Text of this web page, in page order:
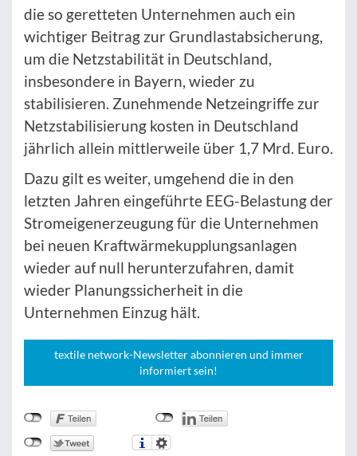
die so geretteten Unternehmen auch ein
wichtiger Beitrag zur Grundlastabsicherung,
um die Netzstabilität in Deutschland,
insbesondere in Bayern, wieder zu
stabilisieren. Zunehmende Netzeingriffe zur
Netzstabilisierung kosten in Deutschland
jährlich allein mittlerweile über 1,7 Mrd. Euro.
Dazu gilt es weiter, umgehend die in den
letzten Jahren eingeführte EEG-Belastung der
Stromeigenerzeugung für die Unternehmen
bei neuen Kraftwärmekupplungsanlagen
wieder auf null herunterzufahren, damit
wieder Planungssicherheit in die
Unternehmen Einzug hält.
textile network-Newsletter abonnieren und immer
informiert sein!